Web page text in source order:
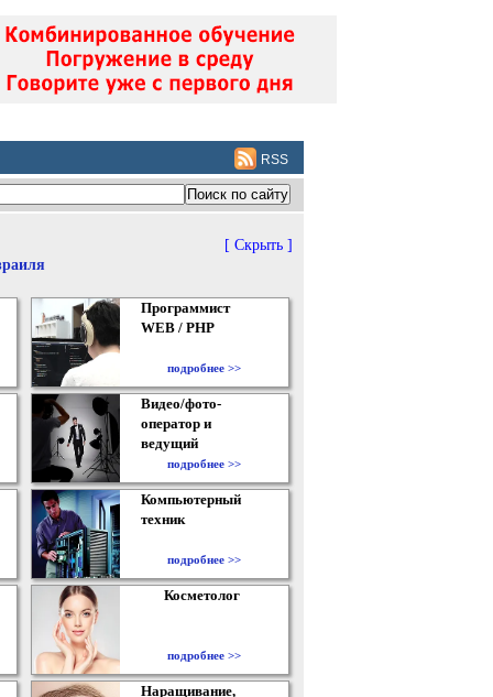
RSS
[ Скрыть ]
Программист
WEB / PHP
подробнее >>
Видео/фото-
оператор и
ведущий
подробнее >>
Компьютерный
техник
подробнее >>
Косметолог
подробнее >>
Наращивание,